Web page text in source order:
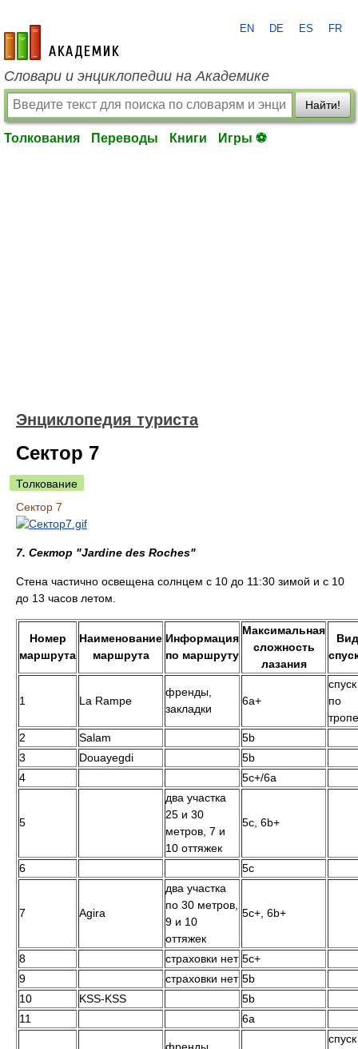
academic.ru
EN DE ES FR
Словари и энциклопедии на Академике
Найти!
Толкования Переводы Книги Игры ⚽
Энциклопедия туриста
Сектор 7
Толкование
Сектор 7
7. Сектор "Jardine des Roches"
Стена частично освещена солнцем с 10 до 11:30 зимой и с 10
до 13 часов летом.
Номер
маршрута
Наименование
маршрута
Информация
по маршруту
Максимальная
cложность
лазания
Вид
1 La Rampe
френды,
закладки
6a+
спуск
по
тропе
2
Salam
5b
3
Douayegdi
5b
4
5c+/6a
5
два участка
25 и 30
метров, 7 и
10 оттяжек
5с, 6b+
6 5c
7 Agira
два участка
по 30 метров,
9 и 10
оттяжек
5с+, 6b+
8 страховки нет 5с+
9
страховки нет 5b
10
KSS-KSS
5b
11
6a
спуск